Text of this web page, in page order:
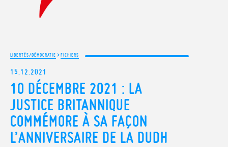
LIBERTÉS/DÉMOCRATIE >FICHIERS
15.12.2021
10 DÉCEMBRE 2021 : LA
JUSTICE BRITANNIQUE
COMMÉMORE À SA FAÇON
L’ANNIVERSAIRE DE LA DUDH